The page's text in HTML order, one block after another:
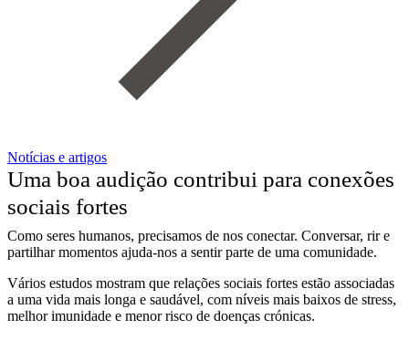
Notícias e artigos
Uma boa audição contribui para conexões
sociais fortes
Como seres humanos, precisamos de nos conectar. Conversar, rir e
partilhar momentos ajuda-nos a sentir parte de uma comunidade.
Vários estudos mostram que relações sociais fortes estão associadas
a uma vida mais longa e saudável, com níveis mais baixos de stress,
melhor imunidade e menor risco de doenças crónicas.